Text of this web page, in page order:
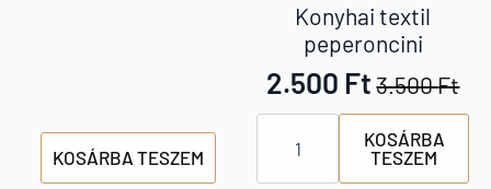
KOSÁRBA TESZEM
Konyhai textil
peperoncini
3.500Ft
Original
price
was:
2.500 FtCurrent
price
is:
Konyhai
peperoncini
mennyiség
KOSÁRBA
TESZEM